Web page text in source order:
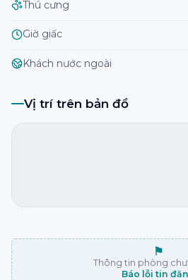
Thú cưng
Giờ giấc
Khách nước ngoài
Vị trí trên bản đồ
⚑
Thông tin phòng
Báo lỗi tin